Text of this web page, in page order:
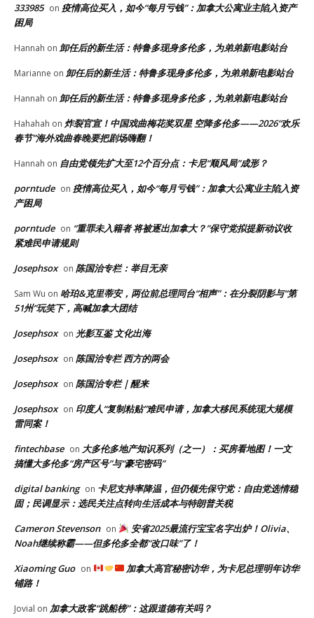
333985 on 疫情高位买入，如今“每月亏钱”：加拿大公寓业主陷入资产
困局
Hannah on 卸任后的新生活：特鲁多现身多伦多，为弟弟新电影站台
Marianne on 卸任后的新生活：特鲁多现身多伦多，为弟弟新电影站台
Hannah on 卸任后的新生活：特鲁多现身多伦多，为弟弟新电影站台
Hahahah on 炸裂官宣！中国戏曲梅花奖双星 空降多伦多——2026“欢乐
春节”海外戏曲春晚要把剧场嗨翻！
Hannah on 自由党领先扩大至12个百分点：卡尼“顺风局”成形？
porntude on 疫情高位买入，如今“每月亏钱”：加拿大公寓业主陷入资
产困局
porntude on “重罪未入籍者 将被逐出加拿大？”保守党拟提新动议收
紧难民申请规则
Josephsox on 陈国治专栏：举目无亲
Sam Wu on 哈珀&克里蒂安，两位前总理同台“相声”：在分裂阴影与“第
51州”玩笑下，高喊加拿大团结
Josephsox on 光影互鉴 文化出海
Josephsox on 陈国治专栏 西方的两会
Josephsox on 陈国治专栏｜醒来
Josephsox on 印度人“复制粘贴”难民申请，加拿大移民系统现大规模
雷同案！
fintechbase on 大多伦多地产知识系列（之一）：买房看地图！一文
搞懂大多伦多“房产区号”与“豪宅密码”
digital banking on 卡尼支持率降温，但仍领先保守党：自由党选情稳
固；民调显示：选民关注点转向生活成本与特朗普关税
Cameron Stevenson on
安省2025最流行宝宝名字出炉！Olivia、
Noah继续称霸——但多伦多全都“改口味”了！
Xiaoming Guo on
加拿大高官秘密访华，为卡尼总理明年访华
铺路！
Jovial on 加拿大政客“跳船榜”：这跟道德有关吗？